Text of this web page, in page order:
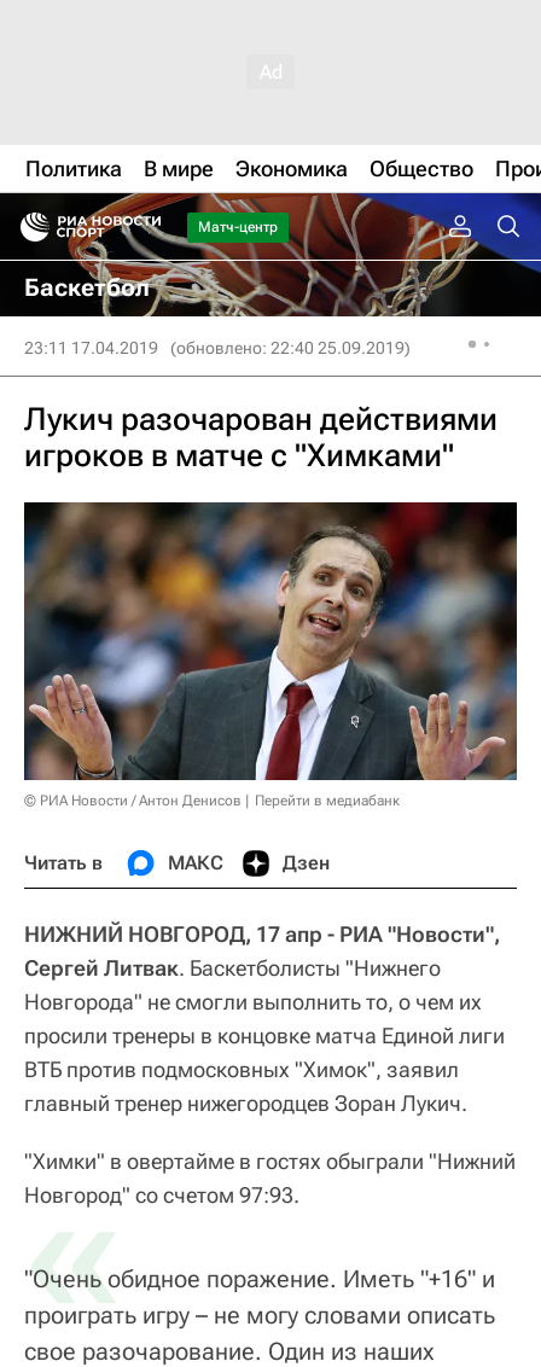
Политика В мире Экономика Общество
Матч-центр
Баскетбол
23:11 17.04.2019 (обновлено: 22:40 25.09.2019)
Лукич разочарован действиями
игроков в матче с "Химками"
© РИА Новости / Антон Денисов Перейти в медиабанк
Читать в МАКС Дзен
НИЖНИЙ НОВГОРОД, 17 апр - РИА "Новости",
Сергей Литвак. Баскетболисты "Нижнего
Новгорода" не смогли выполнить то, о чем их
просили тренеры в концовке матча Единой лиги
ВТБ против подмосковных "Химок", заявил
главный тренер нижегородцев Зоран Лукич.
"Химки" в овертайме в гостях обыграли "Нижний
Новгород" со счетом 97:93.
«
"Очень обидное поражение. Иметь "+16" и
проиграть игру – не могу словами описать
свое разочарование. Один из наших